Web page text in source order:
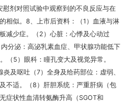
剂对照试验中观察到的不良反应与在
相似。8、上市后资料：（1）血液与淋
减少症。（2）心脏：心悸及心动过
分泌：高泌乳素血症、甲状腺功能低下
（5）眼科：瞳孔变大及视觉异常。
炎及呕吐（7）全身及给药部位：虚弱、
不适。（8）肝胆系统：严重肝病（包
症状性血清转氨酶升高（SGOT和